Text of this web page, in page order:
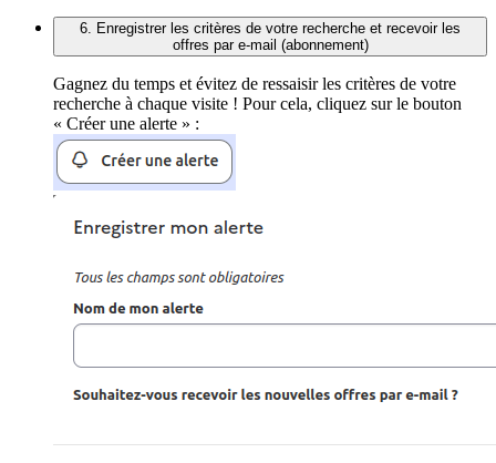
6. Enregistrer les critères de votre recherche et recevoir les
offres par e-mail (abonnement)
Gagnez du temps et évitez de ressaisir les critères de votre
recherche à chaque visite ! Pour cela, cliquez sur le bouton
« Créer une alerte » :